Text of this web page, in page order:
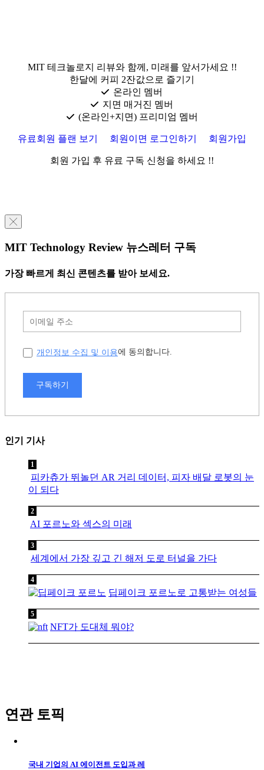
MIT 테크놀로지 리뷰와 함께, 미래를 앞서가세요 !!
한달에 커피 2잔값으로 즐기기
온라인 멤버
지면 매거진 멤버
(온라인+지면) 프리미엄 멤버
유료회원 플랜 보기 회원이면 로그인하기 회원가입
회원 가입 후 유료 구독 신청을 하세요 !!
╳
MIT Technology Review 뉴스레터 구독
가장 빠르게 최신 콘텐츠를 받아 보세요.
개인정보 수집 및 이용에 동의합니다.
구독하기
인기 기사
피카츄가 뛰놀던 AR 거리 데이터, 피자 배달 로봇의 눈
이 되다
AI 포르노와 섹스의 미래
세계에서 가장 깊고 긴 해저 도로 터널을 가다
딥페이크 포르노로 고통받는 여성들
NFT가 도대체 뭐야?
연관 토픽
국내 기업의 AI 에이전트 도입과 레